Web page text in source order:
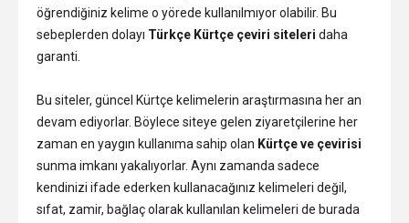
öğrendiğiniz kelime o yörede kullanılmıyor olabilir. Bu
sebeplerden dolayı Türkçe Kürtçe çeviri siteleri daha
garanti.
Bu siteler, güncel Kürtçe kelimelerin araştırmasına her an
devam ediyorlar. Böylece siteye gelen ziyaretçilerine her
zaman en yaygın kullanıma sahip olan Kürtçe ve çevirisi
sunma imkanı yakalıyorlar. Aynı zamanda sadece
kendinizi ifade ederken kullanacağınız kelimeleri değil,
sıfat, zamir, bağlaç olarak kullanılan kelimeleri de burada